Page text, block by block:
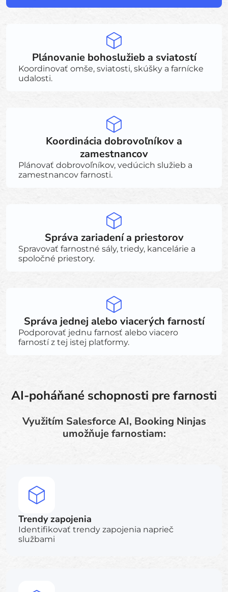
Plánovanie bohoslužieb a sviatostí
Koordinovať omše, sviatosti, skúšky a farnícke
udalosti.
Koordinácia dobrovoľníkov a
zamestnancov
Plánovať dobrovoľníkov, vedúcich služieb a
zamestnancov farnosti.
Správa zariadení a priestorov
Spravovať farnostné sály, triedy, kancelárie a
spoločné priestory.
Správa jednej alebo viacerých farností
Podporovať jednu farnosť alebo viacero
farností z tej istej platformy.
AI-poháňané schopnosti pre farnosti
Využitím Salesforce AI, Booking Ninjas
umožňuje farnostiam:
Trendy zapojenia
Identifikovať trendy zapojenia naprieč
službami